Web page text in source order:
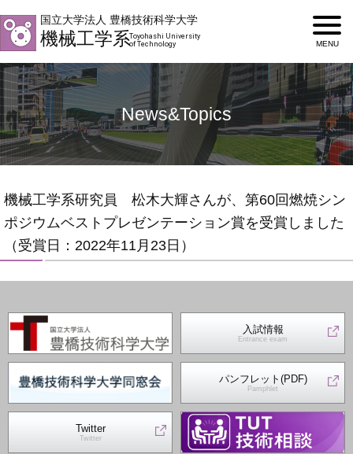
国立大学法人 豊橋技術科学大学
機械工学系Toyohashi University
of Technology
News&Topics
機械工学系研究員 松木大輝さんが、第60回燃焼シン
ポジウムベストプレゼンテーション賞を受賞しました
（受賞日：2022年11月23日）
入試情報
Entrance exam
パンフレット(PDF)
Pamphlet
Twitter
Twitter